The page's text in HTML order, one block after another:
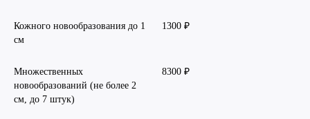
Кожного новообразования до 1
см
1300 ₽
Множественных
новообразований (не более 2
см, до 7 штук)
8300 ₽